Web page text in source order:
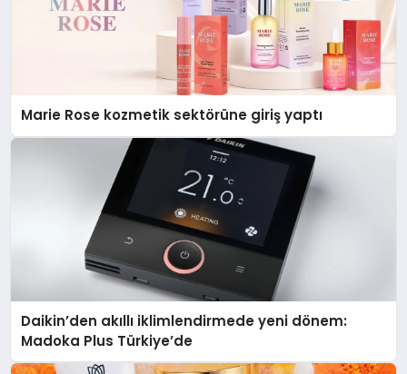
Marie Rose kozmetik sektörüne giriş yaptı
Daikin’den akıllı iklimlendirmede yeni dönem:
Madoka Plus Türkiye’de